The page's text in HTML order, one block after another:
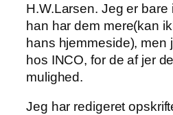
H.W.Larsen. Jeg er
han har dem mere(kan
hans hjemmeside), men
hos INCO, for de af jer
mulighed.
Jeg har redigeret